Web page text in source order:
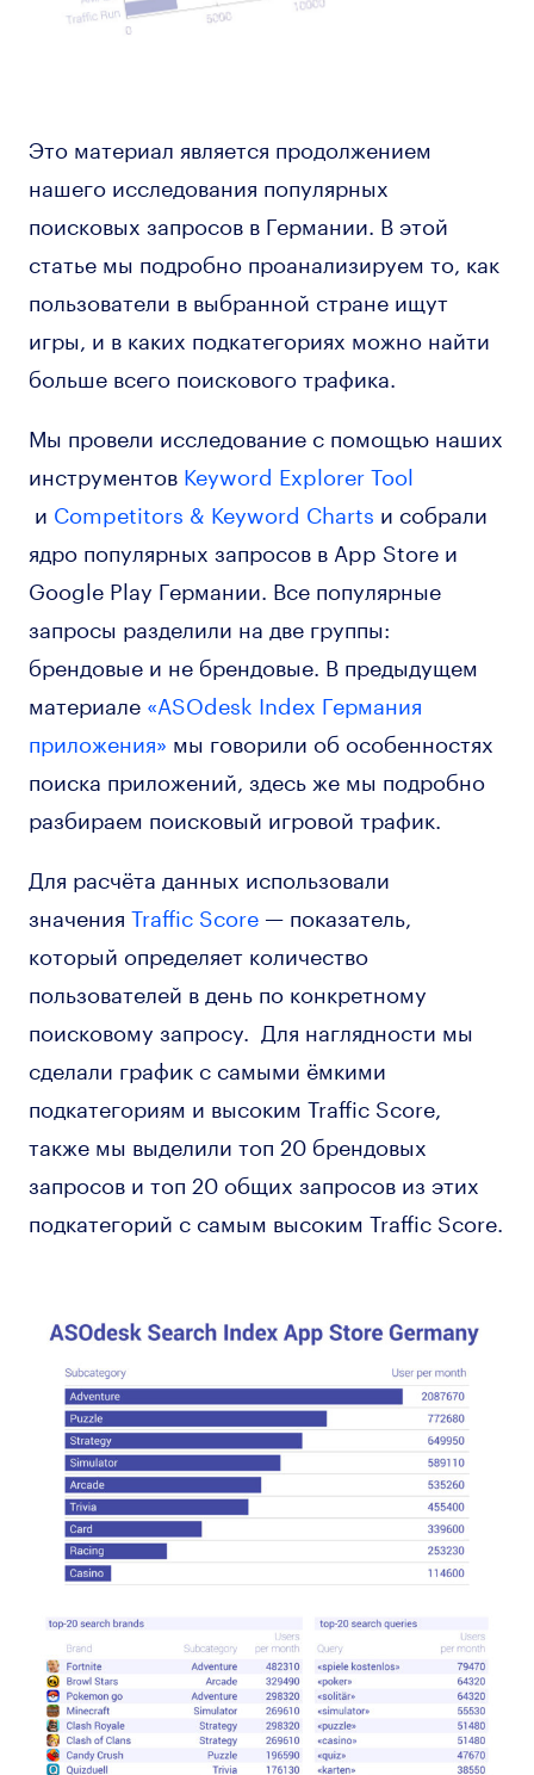
Это материал является продолжением
нашего исследования популярных
поисковых запросов в Германии. В этой
статье мы подробно проанализируем то, как
пользователи в выбранной стране ищут
игры, и в каких подкатегориях можно найти
больше всего поискового трафика.
Мы провели исследование с помощью наших
инструментов Keyword Explorer Tool
и Competitors & Keyword Charts и собрали
ядро популярных запросов в App Store и
Google Play Германии. Все популярные
запросы разделили на две группы:
брендовые и не брендовые. В предыдущем
материале «ASOdesk Index Германия
приложения» мы говорили об особенностях
поиска приложений, здесь же мы подробно
разбираем поисковый игровой трафик.
Для расчёта данных использовали
значения Traffic Score— показатель,
который определяет количество
пользователей в день по конкретному
поисковому запросу. Для наглядности мы
сделали график с самыми ёмкими
подкатегориям и высоким Traffic Score,
также мы выделили топ 20 брендовых
запросов и топ 20 общих запросов из этих
подкатегорий с самым высоким Traffic Score.